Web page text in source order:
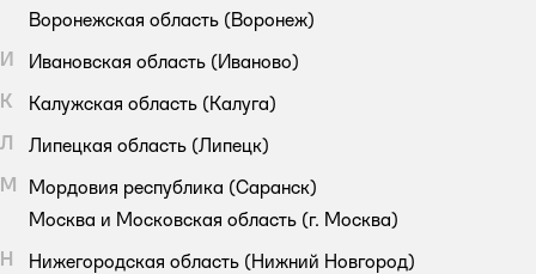
Воронежская область (Воронеж)
И
Ивановская область (Иваново)
К
Калужская область (Калуга)
Л
Липецкая область (Липецк)
М
Мордовия республика (Саранск)
Москва и Московская область (г. Москва)
Н
Нижегородская область (Нижний Новгород)